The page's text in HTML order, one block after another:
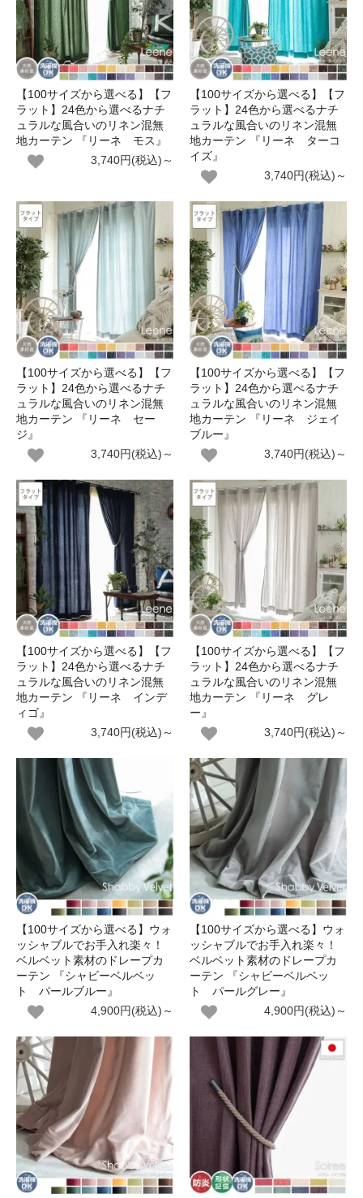
【100サイズから選べる】【フ
ラット】24色から選べるナチ
ュラルな風合いのリネン混無
地カーテン 『リーネ モス』
3,740円(税込)～
【100サイズから選べる】【フ
ラット】24色から選べるナチ
ュラルな風合いのリネン混無
地カーテン 『リーネ ターコ
イズ』
3,740円(税込)～
【100サイズから選べる】【フ
ラット】24色から選べるナチ
ュラルな風合いのリネン混無
地カーテン 『リーネ セー
ジ』
3,740円(税込)～
【100サイズから選べる】【フ
ラット】24色から選べるナチ
ュラルな風合いのリネン混無
地カーテン 『リーネ ジェイ
ブルー』
3,740円(税込)～
【100サイズから選べる】【フ
ラット】24色から選べるナチ
ュラルな風合いのリネン混無
地カーテン 『リーネ インデ
ィゴ』
3,740円(税込)～
【100サイズから選べる】【フ
ラット】24色から選べるナチ
ュラルな風合いのリネン混無
地カーテン 『リーネ グレ
ー』
3,740円(税込)～
【100サイズから選べる】ウォ
ッシャブルでお手入れ楽々！
ベルベット素材のドレープカ
ーテン 『シャビーベルベッ
ト パールブルー』
4,900円(税込)～
【100サイズから選べる】ウォ
ッシャブルでお手入れ楽々！
ベルベット素材のドレープカ
ーテン 『シャビーベルベッ
ト パールグレー』
4,900円(税込)～